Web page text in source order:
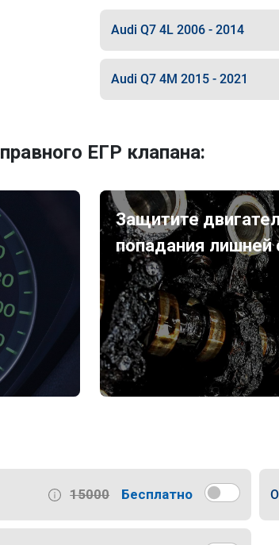
Audi Q7 4L 2006 - 2014
Audi Q7 4M 2015 - 2021
ЕГР клапана:
Защитите
попадания лишней
15000 Бесплатно